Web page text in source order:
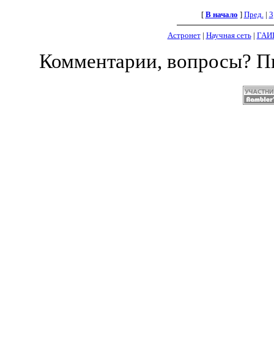
[ В начало ] Пред. | 3
Астронет| Научная сеть|
Комментарии, вопросы?